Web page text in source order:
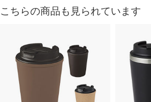
こちらの商品も見られています